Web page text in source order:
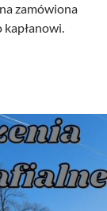
zamówiona
kapłanowi.